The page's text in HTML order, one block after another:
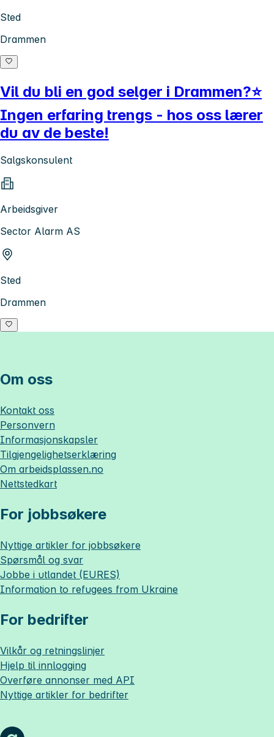
Sted
Drammen
Vil du bli en god selger i Drammen?⭐
Ingen erfaring trengs - hos oss lærer
du av de beste!
Salgskonsulent
Arbeidsgiver
Sector Alarm AS
Sted
Drammen
Om oss
Kontakt oss
Personvern
Informasjonskapsler
Tilgjengelighetserklæring
Om arbeidsplassen.no
Nettstedkart
For jobbsøkere
Nyttige artikler for jobbsøkere
Spørsmål og svar
Jobbe i utlandet (EURES)
Information to refugees from Ukraine
For bedrifter
Vilkår og retningslinjer
Hjelp til innlogging
Overføre annonser med API
Nyttige artikler for bedrifter